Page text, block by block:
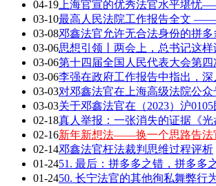
04-19 上海官宣的优秀法官水平堪忧
03-10最高人民法院工作报告全文
03-08邓鑫法官允许无合法身份的拼
03-06思想引领丨两会上，总书记这
03-06第十四届全国人民代表大会第
03-06李强在政府工作报告中指出，
03-03对邓鑫法官在上海高级法院公
03-03关于邓鑫法官在（2023）沪
02-18真人举报：一张消失的证据《
02-16新年新想法——换一个思路告法
02-14邓鑫法官枉法裁判思维过程评析
01-2451. 最后：拼多多之错，拼多多
01-2450. 长宁法官的其他徇私舞弊行